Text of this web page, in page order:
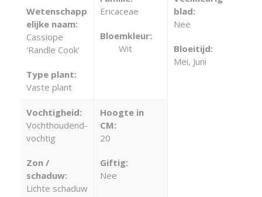
Wetenschapp
elijke naam:
Cassiope
'Randle Cook'
Type plant:
Vaste plant
Ericaceae
Bloemkleur:
Wit
blad:
Nee
Bloeitijd:
Mei, Juni
Vochtigheid:
Vochthoudend-
vochtig
Zon /
schaduw:
Lichte schaduw
Hoogte in
CM:
20
Giftig:
Nee